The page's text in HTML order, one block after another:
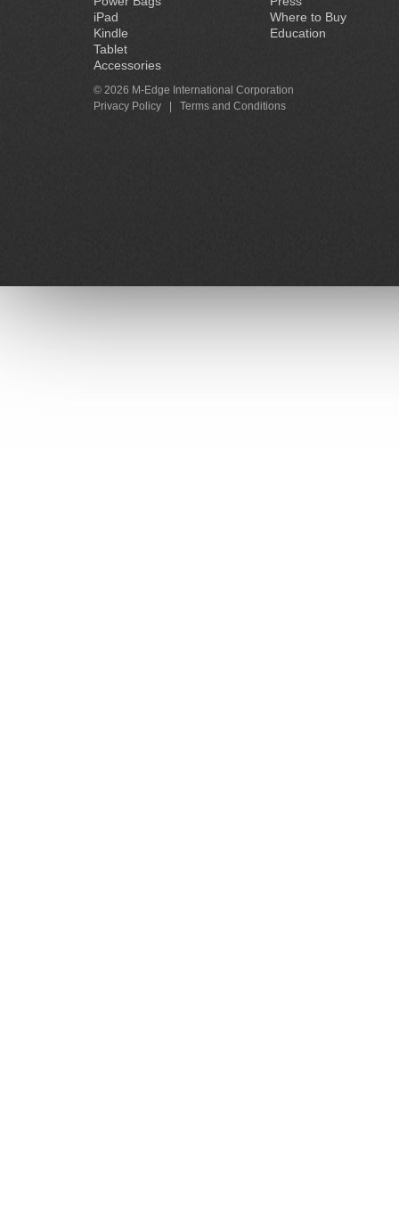
iPad
Kindle
Tablet
Accessories
Where to Buy
Education
© 2026 M-Edge International Corporation
Privacy Policy
Terms and Conditions